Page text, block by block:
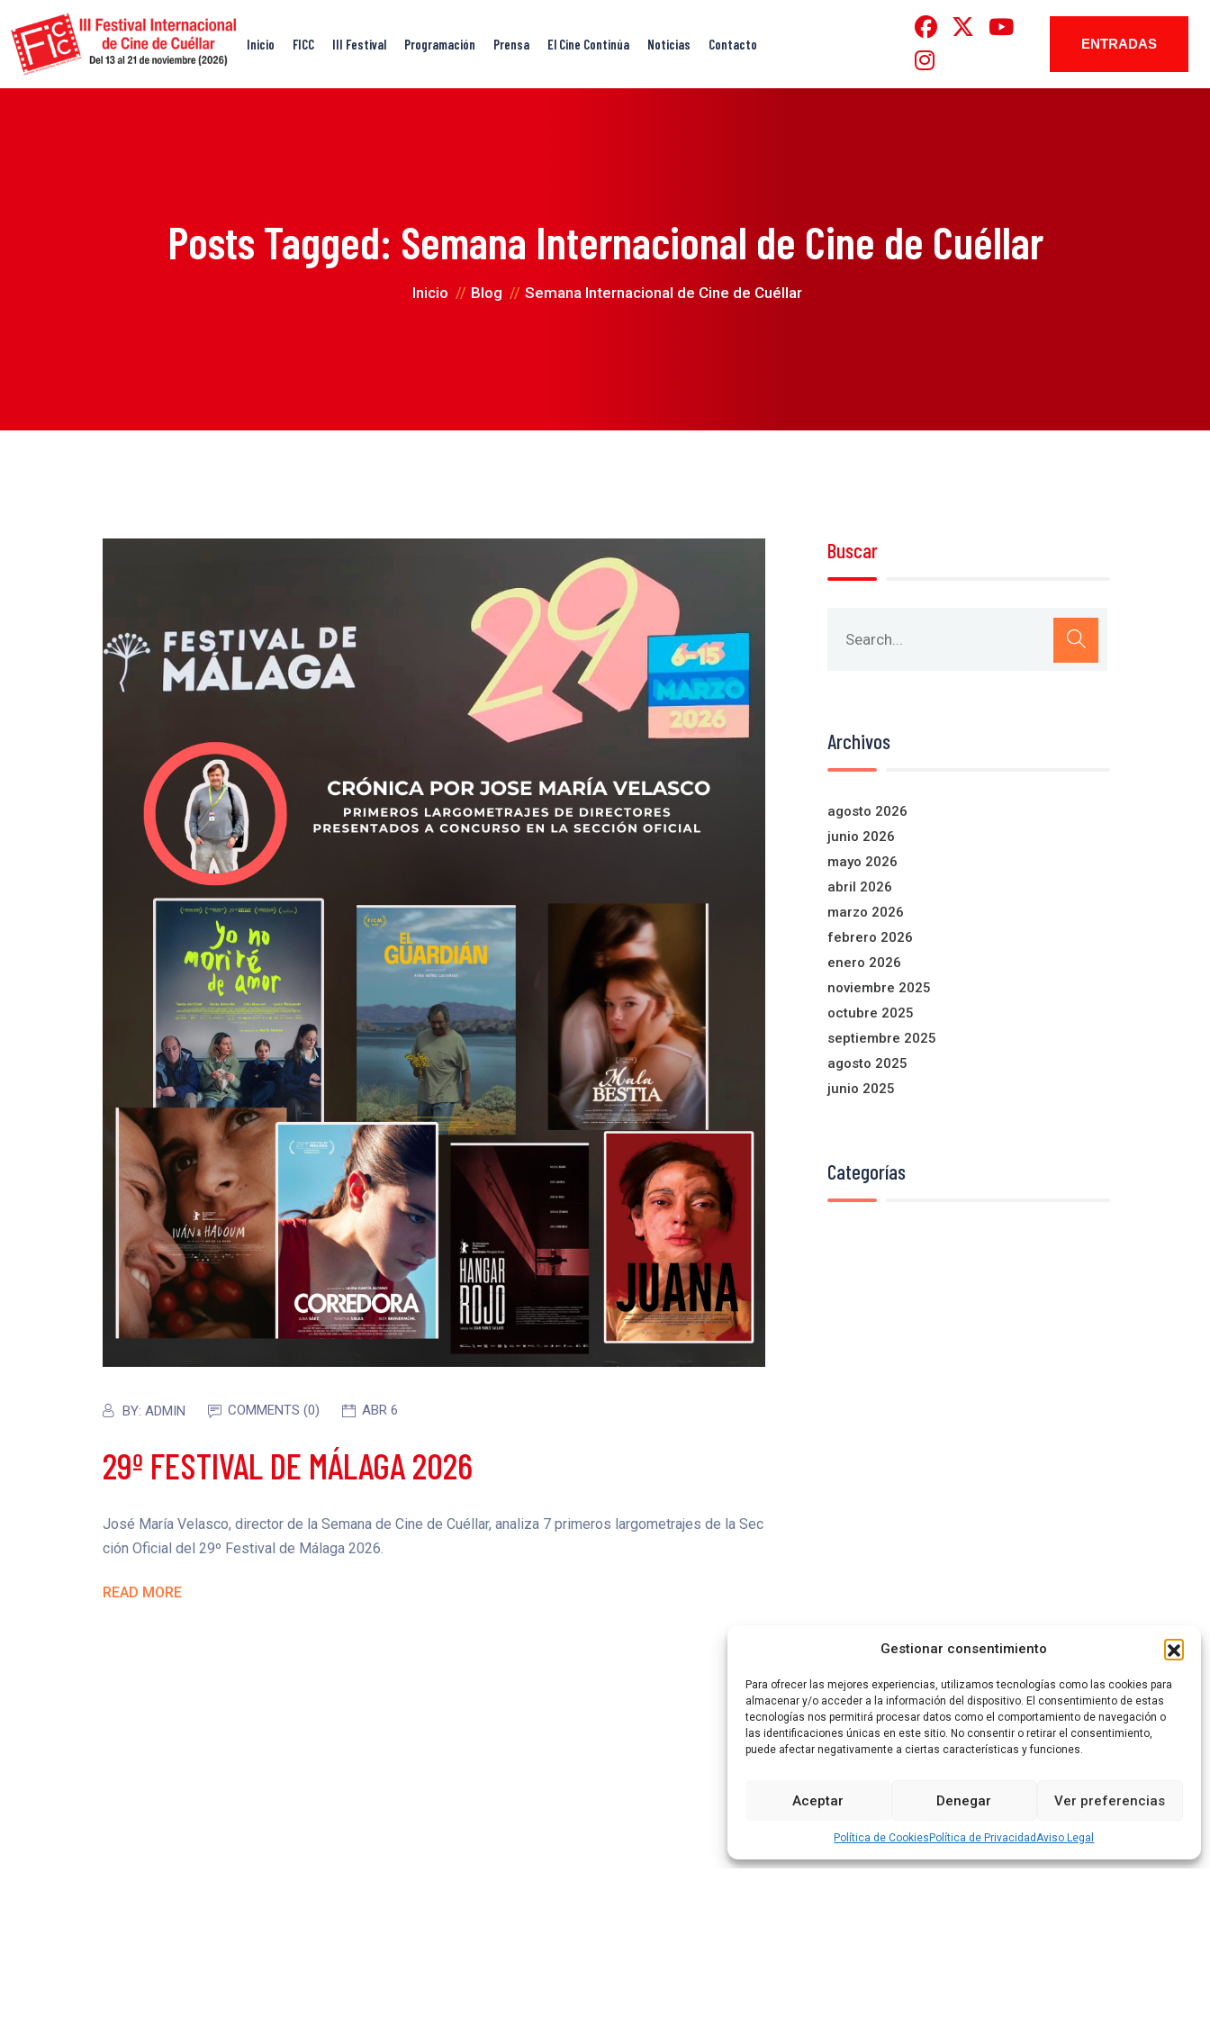
Gestionar consentimiento
Para ofrecer las mejores experiencias, utilizamos tecnologías como las cookies para
almacenar y/o acceder a la información del dispositivo. El consentimiento de estas
tecnologías nos permitirá procesar datos como el comportamiento de navegación o
las identificaciones únicas en este sitio. No consentir o retirar el consentimiento,
puede afectar negativamente a ciertas características y funciones.
Aceptar Denegar Ver preferencias
Política de Cookies Política de PrivacidadAviso Legal
Inicio FICC III Festival Programación Prensa El Cine Continúa Noticias Contacto ENTRADAS
Posts Tagged: Semana Internacional de Cine de Cuéllar
Inicio Blog Semana Internacional de Cine de Cuéllar
BY: ADMIN COMMENTS (0) ABR 6
29º FESTIVAL DE MÁLAGA 2026
José María Velasco, director de la Semana de Cine de Cuéllar, analiza 7 primeros largometrajes de la Sec
ción Oficial del 29º Festival de Málaga 2026.
READ MORE
Buscar
Archivos
agosto 2026
junio 2026
mayo 2026
abril 2026
marzo 2026
febrero 2026
enero 2026
noviembre 2025
octubre 2025
septiembre 2025
agosto 2025
junio 2025
Categorías